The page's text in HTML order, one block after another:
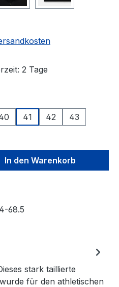
2 Tage
41 42
43
den
In den Warenkorb
68.5
stark taillierte
für den athletischen